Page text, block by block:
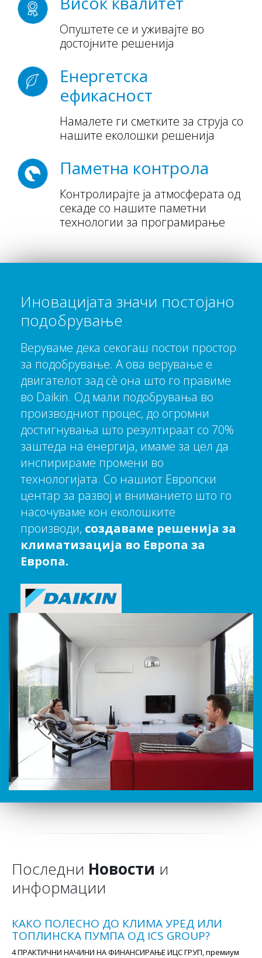
Опуштете се и уживајте во
достојните решенија
Енергетска
ефикасност
Намалете ги сметките за струја со
нашите еколошки решенија
Паметна контрола
Контролирајте ја атмосферата од
секаде со нашите паметни
технологии за програмирање
Иновацијата значи постојано
подобрување
Веруваме дека секогаш постои простор
за подобрување. А ова верување е
двигателот зад сè она што го правиме
во Daikin. Од мали подобрувања во
производниот процес, до огромни
достигнувања што резултираат со 70%
заштеда на енергија, имаме за цел да
инспирираме промени во
технологијата. Со нашиот Европски
центар за развој и вниманието што го
насочуваме кон еколошките
производи, создаваме решенија за
климатизација во Европа за
Европа.
Последни Новости и
информации
КАКО ПОЛЕСНО ДО КЛИМА УРЕД ИЛИ
ТОПЛИНСКА ПУМПА ОД ICS GROUP?
4 ПРАКТИЧНИ НАЧИНИ НА ФИНАНСИРАЊЕ ИЦС ГРУП, премиум